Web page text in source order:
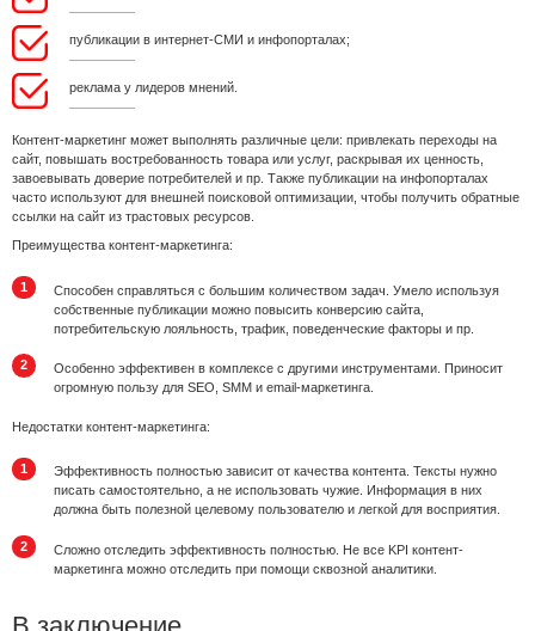
публикации в интернет-СМИ и инфопорталах;
реклама у лидеров мнений.
Контент-маркетинг может выполнять различные цели: привлекать переходы на
сайт, повышать востребованность товара или услуг, раскрывая их ценность,
завоевывать доверие потребителей и пр. Также публикации на инфопорталах
часто используют для внешней поисковой оптимизации, чтобы получить обратные
ссылки на сайт из трастовых ресурсов.
Преимущества контент-маркетинга:
Способен справляться с большим количеством задач. Умело используя
собственные публикации можно повысить конверсию сайта,
потребительскую лояльность, трафик, поведенческие факторы и пр.
Особенно эффективен в комплексе с другими инструментами. Приносит
огромную пользу для SEO, SMM и email-маркетинга.
Недостатки контент-маркетинга:
Эффективность полностью зависит от качества контента. Тексты нужно
писать самостоятельно, а не использовать чужие. Информация в них
должна быть полезной целевому пользователю и легкой для восприятия.
Сложно отследить эффективность полностью. Не все KPI контент-
маркетинга можно отследить при помощи сквозной аналитики.